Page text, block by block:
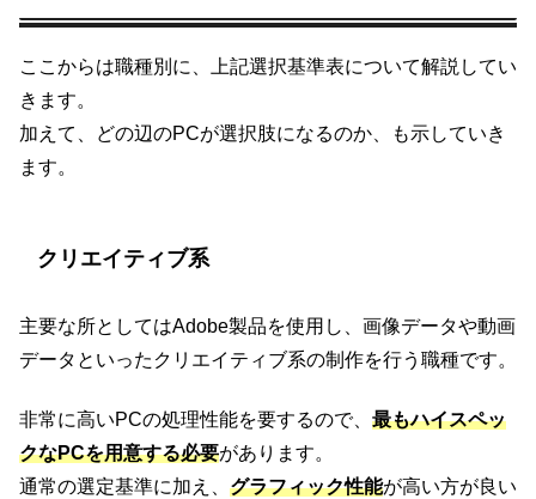
ここからは職種別に、上記選択基準表について解説してい
きます。
加えて、どの辺のPCが選択肢になるのか、も示していき
ます。
クリエイティブ系
主要な所としてはAdobe製品を使用し、画像データや動画
データといったクリエイティブ系の制作を行う職種です。
非常に高いPCの処理性能を要するので、 最もハイスペッ
クなPCを用意する必要があります。
通常の選定基準に加え、 グラフィック性能が高い方が良い